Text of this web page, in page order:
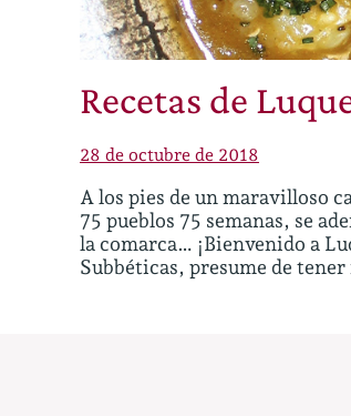
Recetas de
28 de octubre de 2018
A los pies de un maravilloso
75 pueblos 75 semanas, se
la comarca… ¡Bienvenido a
Subbéticas, presume de